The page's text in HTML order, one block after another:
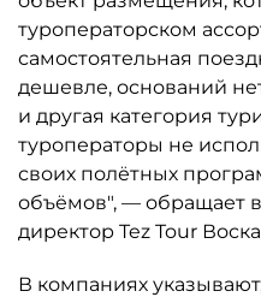
туроператорском
самостоятельная
дешевле, оснований
и другая категория
туроператоры не
своих полётных
объёмов", — обращает
директор Tez Tour
В компаниях